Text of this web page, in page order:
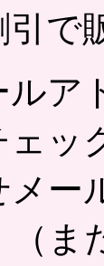
引
ルア
ェッ
ー
（ま